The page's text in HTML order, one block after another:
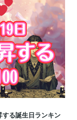
る誕生日ランキン